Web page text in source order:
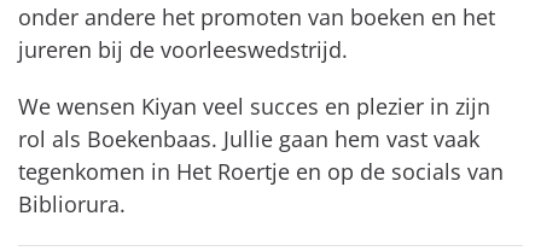
onder andere het promoten van boeken en het
jureren bij de voorleeswedstrijd.
We wensen Kiyan veel succes en plezier in zijn
rol als Boekenbaas. Jullie gaan hem vast vaak
tegenkomen in Het Roertje en op de socials van
Bibliorura.